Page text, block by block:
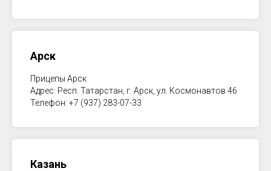
Арск
Прицепы Арск
Адрес: Респ. Татарстан, г. Арск, ул. Космонавтов 46
Телефон: +7 (937) 283-07-33
Казань